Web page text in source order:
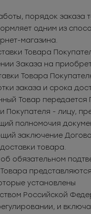
порядок заказа
одним из
магазина.
Товара
Заказа на
Товара
заказа и срока
Товар передается
Покупателя - лицу,
полномочия
заключение
товара.
обязательном
установлены
Российской
и